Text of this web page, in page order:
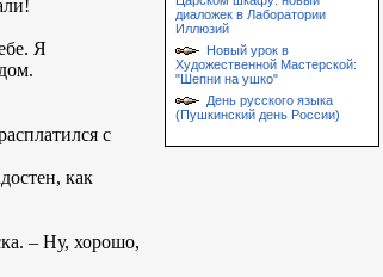
Я
с
как
– Ну, хорошо,
диаложек в Лаборатории
Иллюзий
Новый урок в
Художественной Мастерской:
"Шепни на ушко"
День русского языка
(Пушкинский день России)